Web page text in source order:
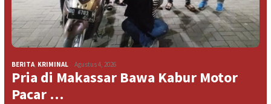
BERITA KRIMINAL Agustus 4, 2026
Pria di Makassar Bawa Kabur Motor
Pacar …